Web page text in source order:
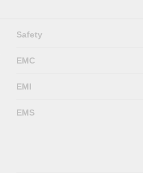
Safety
EMC
EMI
EMS